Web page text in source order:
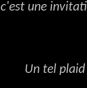
c'est une
Un tel plaid